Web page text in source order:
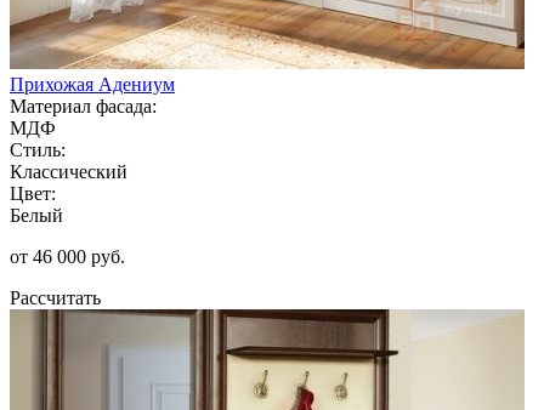
Прихожая Адениум
Материал фасада:
МДФ
Стиль:
Классический
Цвет:
Белый
от 46 000 руб.
Рассчитать